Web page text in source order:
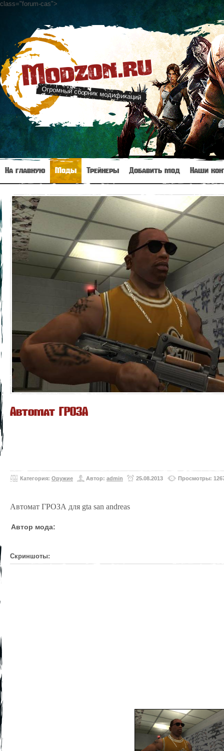
class="forum-cas">
Modzon.ru
Огромный сборник модификаций
На главную Моды Трейнеры Добавить мод Наши
Автомат ГРОЗА
Категория: Оружие Автор: admin 25.08.2013 Просмотры:
Автомат ГРОЗА для gta san andreas
Автор мода:
Скриншоты: